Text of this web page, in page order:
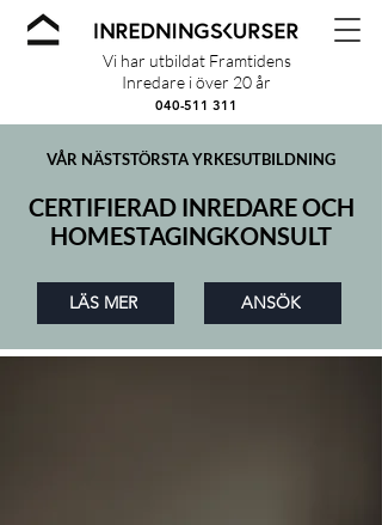
Vi har utbildat Framtidens
Inredare i över 20 år
040-511 311
VÅR NÄSTSTÖRSTA YRKESUTBILDNING
CERTIFIERAD INREDARE OCH
HOMESTAGINGKONSULT
LÄS MER ANSÖK